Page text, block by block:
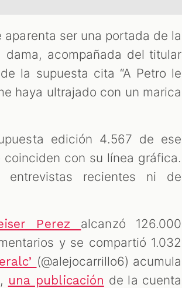
ser una portada de la
acompañada del titular
la supuesta cita “A Petro le
haya ultrajado con un marica
edición 4.567 de ese
con su línea gráfica.
recientes ni de
Perez alcanzó 126.000
y se compartió 1.032
(@alejocarrillo6) acumula
una publicación de la cuenta